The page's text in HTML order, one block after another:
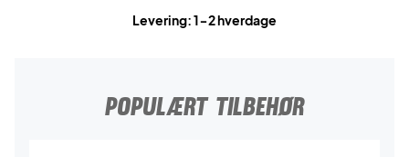
Levering: 1-2 hverdage
POPULÆRT TILBEHØR